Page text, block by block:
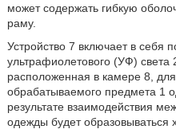
может содержать гибкую
раму.
Устройство 7 включает в себя
ультрафиолетового (УФ) света
расположенная в камере 8,
обрабатываемого предмета 1
результате взаимодействия
одежды будет образовываться